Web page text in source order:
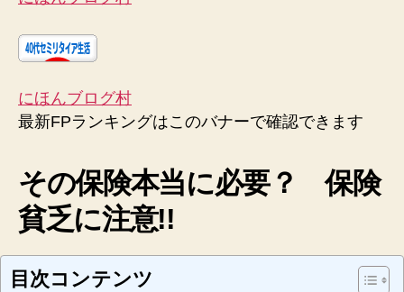
にほんブログ村
最新FPランキングはこのバナーで確認できます
その保険本当に必要？ 保険
貧乏に注意!!
目次コンテンツ